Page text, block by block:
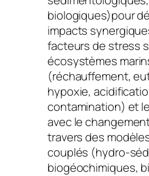
biologiques)pour
impacts
facteurs de stress
écosystèmes
(réchauffement,
hypoxie,
contamination) et
avec le
travers des
couplés (hydro-
biogéochimiques,